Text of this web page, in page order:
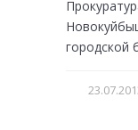
городской